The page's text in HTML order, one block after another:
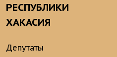
РЕСПУБЛИКИ
ХАКАСИЯ
Депутаты